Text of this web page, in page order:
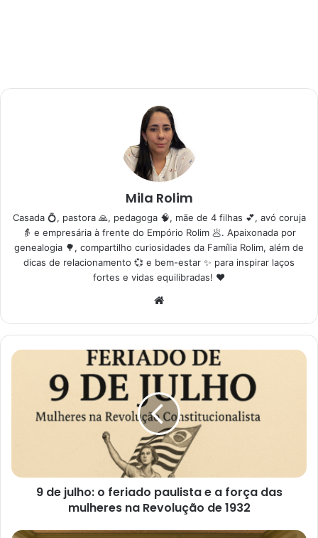
Mila Rolim
Casada 💍, pastora 🙏, pedagoga 🧠, mãe de 4 filhas 💕, avó coruja
👵 e empresária à frente do Empório Rolim 🥟. Apaixonada por
genealogia 🌳, compartilho curiosidades da Família Rolim, além de
dicas de relacionamento 💞 e bem-estar ✨ para inspirar laços
fortes e vidas equilibradas! ❤️
9
feriado
força
Revolução
9 de julho: o feriado paulista e a força das
mulheres na Revolução de 1932